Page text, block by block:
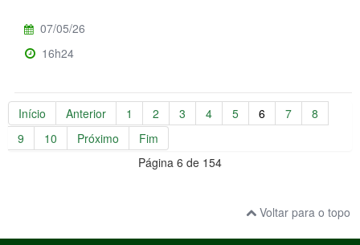
07/05/26
16h24
Início Anterior 1 2 3 4 5 6 7
8
9
10 Próximo
Fim
Página 6 de 154
Voltar para o topo